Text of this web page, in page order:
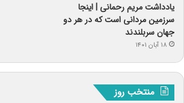
یادداشت مریم رحمانی | اینجا
سرزمین مردانی است که در هر دو
جهان سربلندند
۱۸ آبان ۱۴۰۱
منتخب روز